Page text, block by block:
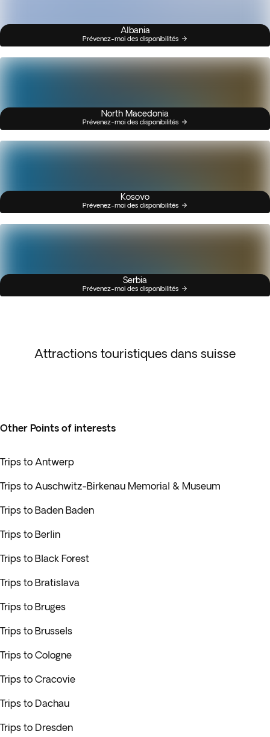
Albania
Prévenez-moi des disponibilités
North Macedonia
Prévenez-moi des disponibilités
Kosovo
Prévenez-moi des disponibilités
Serbia
Prévenez-moi des disponibilités
Attractions touristiques dans suisse
Other Points of interests
Trips to Antwerp
Trips to Auschwitz-Birkenau Memorial & Museum
Trips to Baden Baden
Trips to Berlin
Trips to Black Forest
Trips to Bratislava
Trips to Bruges
Trips to Brussels
Trips to Cologne
Trips to Cracovie
Trips to Dachau
Trips to Dresden